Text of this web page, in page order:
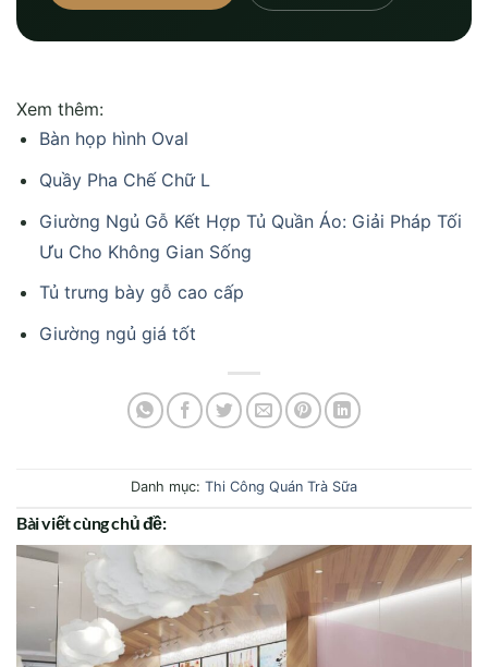
Xem thêm:
Bàn họp hình Oval
Quầy Pha Chế Chữ L
Giường Ngủ Gỗ Kết Hợp Tủ Quần Áo: Giải Pháp Tối
Ưu Cho Không Gian Sống
Tủ trưng bày gỗ cao cấp
Giường ngủ giá tốt
Danh mục: Thi Công Quán Trà Sữa
Bài viết cùng chủ đề: